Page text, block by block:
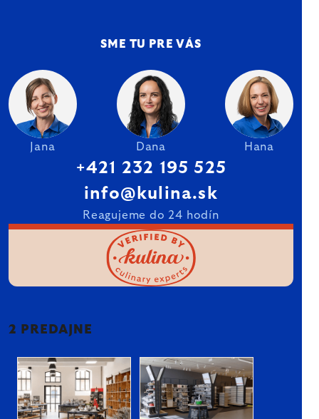
SME TU PRE VÁS
Jana Dana Hana
+421 232 195 525
info@kulina.sk
Reagujeme do 24 hodín
2 PREDAJNE